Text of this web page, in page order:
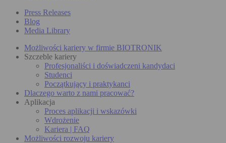
Press Releases
Blog
Media Library
Możliwości kariery w firmie BIOTRONIK
Szczeble kariery
Profesjonaliści i doświadczeni kandydaci
Studenci
Początkujący i praktykanci
Dlaczego warto z nami pracować?
Aplikacja
Proces aplikacji i wskazówki
Wdrożenie
Kariera | FAQ
Możliwości rozwoju kariery